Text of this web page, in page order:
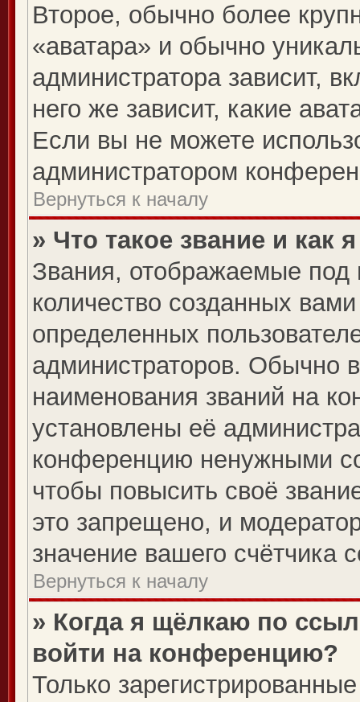
Второе, обычно более
«аватара» и обычно
администратора зависит,
него же зависит, какие
Если вы не можете
администратором
Вернуться к началу
» Что такое звание и как
Звания, отображаемые
количество созданных
определенных
администраторов. Обычно
наименования званий на
установлены её
конференцию ненужными
чтобы повысить своё
это запрещено, и
значение вашего счётчика
Вернуться к началу
» Когда я щёлкаю по
войти на конференцию?
Только